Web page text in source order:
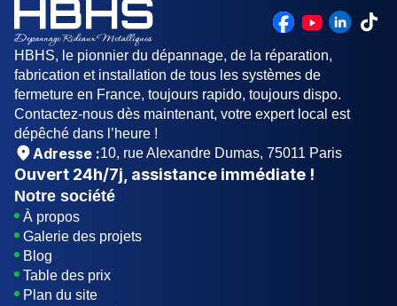
enfin Faire remonter le rideau à la main
HBHS, le pionnier du dépannage, de la réparation,
fabrication et installation de tous les systèmes de
fermeture en France, toujours rapido, toujours dispo.
Contactez-nous dès maintenant, votre expert local est
dépêché dans l’heure !
Adresse :10, rue Alexandre Dumas, 75011 Paris
Ouvert 24h/7j , assistance immédiate !
Notre société
À propos
Galerie des projets
Blog
Table des prix
Plan du site